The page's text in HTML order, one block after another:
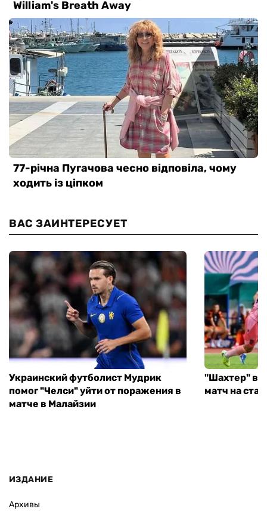
ВАС ЗАИНТЕРЕСУЕТ
Украинский футболист Мудрик
помог "Челси" уйти от поражения в
матче в Малайзии
"Шахтер"
матч на
ИЗДАНИЕ
Архивы